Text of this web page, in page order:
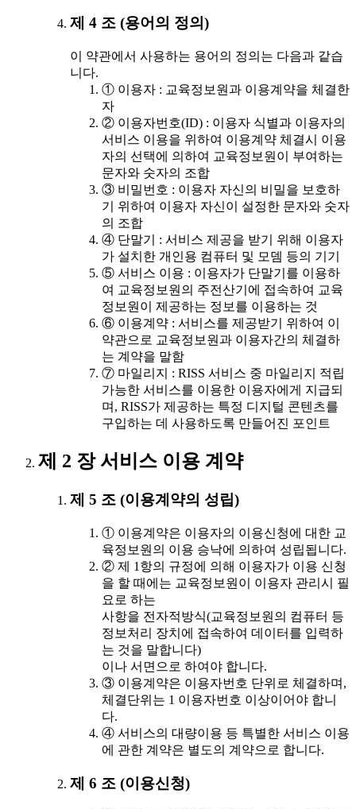
제 4 조 (용어의 정의)
이 약관에서 사용하는 용어의 정의는 다음과 같습
니다.
① 이용자 : 교육정보원과 이용계약을 체결한
자
② 이용자번호(ID) : 이용자 식별과 이용자의
서비스 이용을 위하여 이용계약 체결시 이용
자의 선택에 의하여 교육정보원이 부여하는
문자와 숫자의 조합
③ 비밀번호 : 이용자 자신의 비밀을 보호하
기 위하여 이용자 자신이 설정한 문자와 숫자
의 조합
④ 단말기 : 서비스 제공을 받기 위해 이용자
가 설치한 개인용 컴퓨터 및 모뎀 등의 기기
⑤ 서비스 이용 : 이용자가 단말기를 이용하
여 교육정보원의 주전산기에 접속하여 교육
정보원이 제공하는 정보를 이용하는 것
⑥ 이용계약 : 서비스를 제공받기 위하여 이
약관으로 교육정보원과 이용자간의 체결하
는 계약을 말함
⑦ 마일리지 : RISS 서비스 중 마일리지 적립
가능한 서비스를 이용한 이용자에게 지급되
며, RISS가 제공하는 특정 디지털 콘텐츠를
구입하는 데 사용하도록 만들어진 포인트
제 2 장 서비스 이용 계약
제 5 조 (이용계약의 성립)
① 이용계약은 이용자의 이용신청에 대한 교
육정보원의 이용 승낙에 의하여 성립됩니다.
② 제 1항의 규정에 의해 이용자가 이용 신청
을 할 때에는 교육정보원이 이용자 관리시 필
요로 하는
사항을 전자적방식(교육정보원의 컴퓨터 등
정보처리 장치에 접속하여 데이터를 입력하
는 것을 말합니다)
이나 서면으로 하여야 합니다.
③ 이용계약은 이용자번호 단위로 체결하며,
체결단위는 1 이용자번호 이상이어야 합니
다.
④ 서비스의 대량이용 등 특별한 서비스 이용
에 관한 계약은 별도의 계약으로 합니다.
제 6 조 (이용신청)